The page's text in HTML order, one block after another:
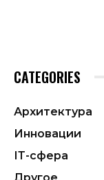
CATEGORIES
Архитектура
Инновации
ІТ-сфера